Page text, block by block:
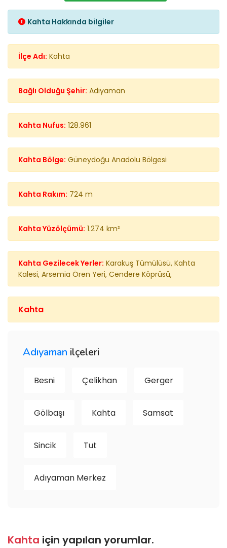
Kahta Hakkında bilgiler
İlçe Adı: Kahta
Bağlı Olduğu Şehir: Adıyaman
Kahta Nufus: 128.961
Kahta Bölge: Güneydoğu Anadolu Bölgesi
Kahta Rakım: 724 m
Kahta Yüzölçümü: 1.274 km²
Kahta Gezilecek Yerler: Karakuş Tümülüsü, Kahta
Kalesi, Arsemia Ören Yeri, Cendere Köprüsü,
Kahta
Adıyaman ilçeleri
Besni Çelikhan Gerger
Gölbaşı Kahta Samsat
Sincik Tut
Adıyaman Merkez
Kahta için yapılan yorumlar.